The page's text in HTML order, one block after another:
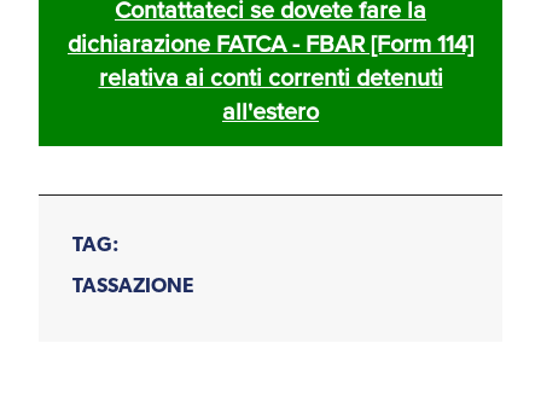
Contattateci se dovete fare la
dichiarazione FATCA - FBAR [Form 114]
relativa ai conti correnti detenuti
all'estero
TAG:
TASSAZIONE